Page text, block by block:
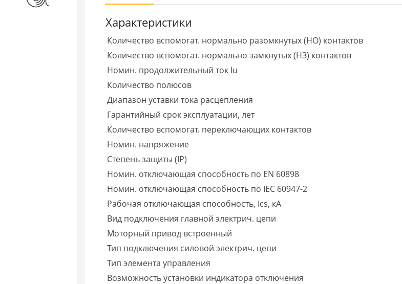
Характеристики
Количество вспомогат. нормально разомкнутых (НО) контактов
Количество вспомогат. нормально замкнутых (НЗ) контактов
Номин. продолжительный ток Iu
Количество полюсов
Диапазон уставки тока расцепления
Гарантийный срок эксплуатации, лет
Количество вспомогат. переключающих контактов
Номин. напряжение
Степень защиты (IP)
Номин. отключающая способность по EN 60898
Номин. отключающая способность по IEC 60947-2
Рабочая отключающая способность, Ics, кА
Вид подключения главной электрич. цепи
Моторный привод встроенный
Тип подключения силовой электрич. цепи
Тип элемента управления
Возможность установки индикатора отключения